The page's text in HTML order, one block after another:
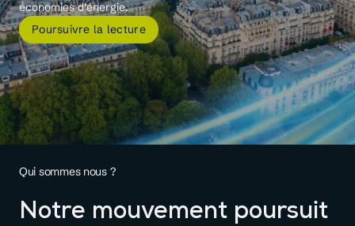
économies d’énergie.
Poursuivre la lecture
Qui sommes nous ?
Notre mouvement poursuit